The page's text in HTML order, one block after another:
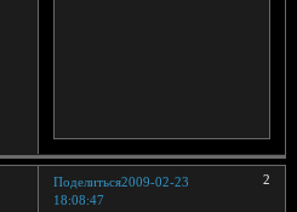
Поделиться 2
2009-02-23
18:08:47